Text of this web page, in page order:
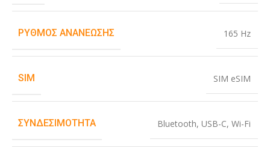
ΡΥΘΜΌΣ ΑΝΑΝΈΩΣΗΣ 165 Hz
SIM SIM eSIM
ΣΥΝΔΕΣΙΜΌΤΗΤΑ Bluetooth, USB-C, Wi-Fi